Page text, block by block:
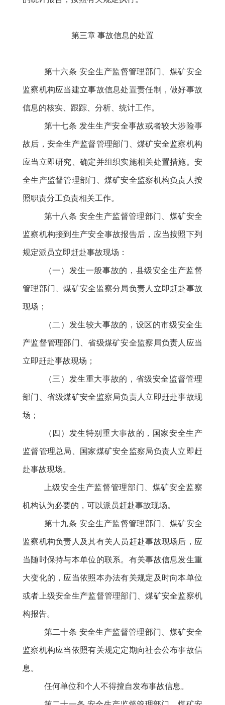
第三章 事故信息的处置
第十六条 安全生产监督管理部门、煤矿安全
监察机构应当建立事故信息处置责任制，做好事故
信息的核实、跟踪、分析、统计工作。
第十七条 发生生产安全事故或者较大涉险事
故后，安全生产监督管理部门、煤矿安全监察机构
应当立即研究、确定并组织实施相关处置措施。安
全生产监督管理部门、煤矿安全监察机构负责人按
照职责分工负责相关工作。
第十八条 安全生产监督管理部门、煤矿安全
监察机构接到生产安全事故报告后，应当按照下列
规定派员立即赶赴事故现场：
（一）发生一般事故的，县级安全生产监督
管理部门、煤矿安全监察分局负责人立即赶赴事故
现场；
（二）发生较大事故的，设区的市级安全生
产监督管理部门、省级煤矿安全监察局负责人应当
立即赶赴事故现场；
（三）发生重大事故的，省级安全监督管理
部门、省级煤矿安全监察局负责人立即赶赴事故现
场；
（四）发生特别重大事故的，国家安全生产
监督管理总局、国家煤矿安全监察局负责人立即赶
赴事故现场。
上级安全生产监督管理部门、煤矿安全监察
机构认为必要的，可以派员赶赴事故现场。
第十九条 安全生产监督管理部门、煤矿安全
监察机构负责人及其有关人员赶赴事故现场后，应
当随时保持与本单位的联系。有关事故信息发生重
大变化的，应当依照本办法有关规定及时向本单位
或者上级安全生产监督管理部门、煤矿安全监察机
构报告。
第二十条 安全生产监督管理部门、煤矿安全
监察机构应当依照有关规定定期向社会公布事故信
息。
任何单位和个人不得擅自发布事故信息。